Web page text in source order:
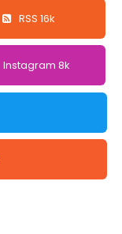
RSS 16k
Instagram 8k